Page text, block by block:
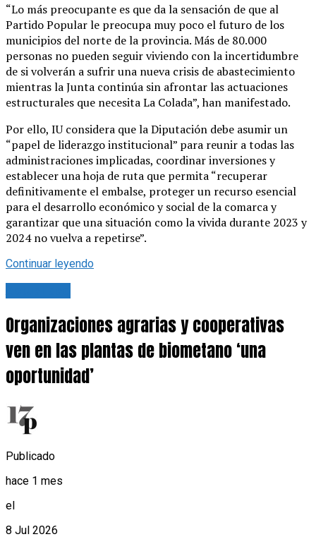
“Lo más preocupante es que da la sensación de que al
Partido Popular le preocupa muy poco el futuro de los
municipios del norte de la provincia. Más de 80.000
personas no pueden seguir viviendo con la incertidumbre
de si volverán a sufrir una nueva crisis de abastecimiento
mientras la Junta continúa sin afrontar las actuaciones
estructurales que necesita La Colada”, han manifestado.
Por ello, IU considera que la Diputación debe asumir un
“papel de liderazgo institucional” para reunir a todas las
administraciones implicadas, coordinar inversiones y
establecer una hoja de ruta que permita “recuperar
definitivamente el embalse, proteger un recurso esencial
para el desarrollo económico y social de la comarca y
garantizar que una situación como la vivida durante 2023 y
2024 no vuelva a repetirse”.
Continuar leyendo
Organizaciones agrarias y cooperativas
ven en las plantas de biometano ‘una
oportunidad’
Publicado
hace 1 mes
el
8 Jul 2026